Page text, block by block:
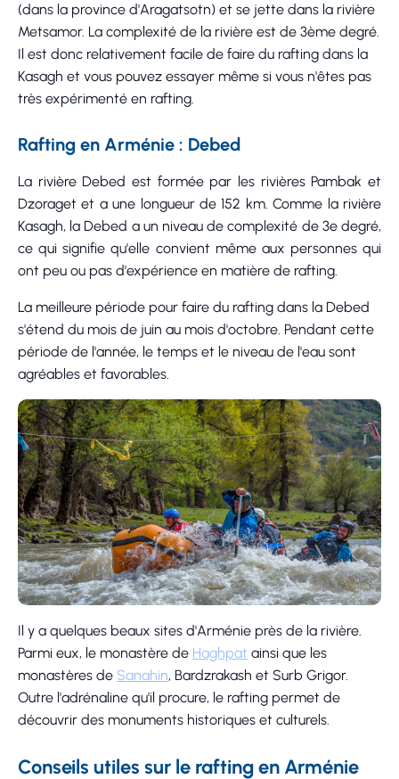
(dans la province d'Aragatsotn) et se jette dans la rivière
Metsamor. La complexité de la rivière est de 3ème degré.
Il est donc relativement facile de faire du rafting dans la
Kasagh et vous pouvez essayer même si vous n'êtes pas
très expérimenté en rafting.
Rafting en Arménie : Debed
La rivière Debed est formée par les rivières Pambak et
Dzoraget et a une longueur de 152 km. Comme la rivière
Kasagh, la Debed a un niveau de complexité de 3e degré,
ce qui signifie qu'elle convient même aux personnes qui
ont peu ou pas d'expérience en matière de rafting.
La meilleure période pour faire du rafting dans la Debed
s'étend du mois de juin au mois d'octobre. Pendant cette
période de l'année, le temps et le niveau de l'eau sont
agréables et favorables.
Il y a quelques beaux sites d'Arménie près de la rivière.
Parmi eux, le monastère de Haghpat ainsi que les
monastères de Sanahin, Bardzrakash et Surb Grigor.
Outre l'adrénaline qu'il procure, le rafting permet de
découvrir des monuments historiques et culturels.
Conseils utiles sur le rafting en Arménie